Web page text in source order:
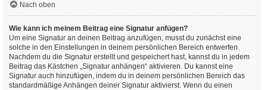
Nach oben
Wie kann ich meinem Beitrag eine Signatur anfügen?
Um eine Signatur an deinen Beitrag anzufügen, musst du zunächst eine
solche in den Einstellungen in deinem persönlichen Bereich entwerfen.
Nachdem du die Signatur erstellt und gespeichert hast, kannst du in jedem
Beitrag das Kästchen „Signatur anhängen“ aktivieren. Du kannst eine
Signatur auch hinzufügen, indem du in deinem persönlichen Bereich das
standardmäßige Anhängen deiner Signatur aktivierst. Wenn du einen